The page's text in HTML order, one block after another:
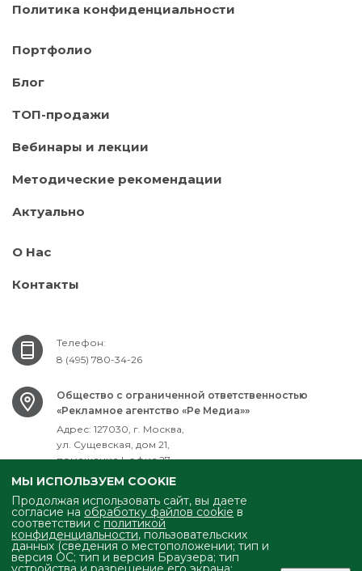
Политика конфиденциальности
Портфолио
Блог
ТОП-продажи
Вебинары и лекции
Методические рекомендации
Актуально
О Нас
Контакты
Телефон:
8 (495) 780-34-26
Общество с ограниченной ответственностью
«Рекламное агентство «Ре Медиа»»
Адрес: 127030, г. Москва,
ул. Сущевская, дом 21,
помещение I, офис 27
ИНН: 7701751061
ОГРН: 1077761731310
Электронная почта:mailbox@ra-remedia.ru
МЫ ИСПОЛЬЗУЕМ COOKIE
Продолжая использовать сайт, вы даете
согласие на обработку файлов cookie в
соответствии с политикой
конфиденциальности, пользовательских
данных (сведения о местоположении; тип и
версия ОС; тип и версия Браузера; тип